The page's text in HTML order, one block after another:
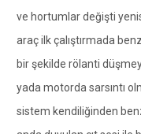
ve hortumlar değişti
araç ilk çalıştırmada
bir şekilde rölanti
yada motorda sarsıntı
sistem kendiliğinden